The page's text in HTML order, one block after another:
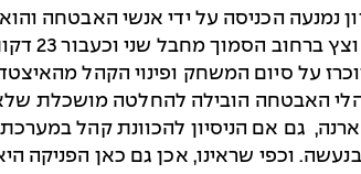
על סיום המשחק ופינוי הקהל
האבטחה הובילה להחלטה מושכלת
גם אם הניסיון להכוונת קהל במערכת
וכפי שראינו, אכן גם כאן הפניקה